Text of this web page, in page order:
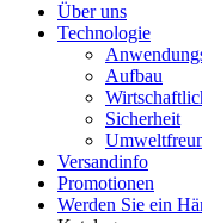
Über uns
Technologie
Aufbau
Sicherheit
Versandinfo
Promotionen
Werden Sie ein